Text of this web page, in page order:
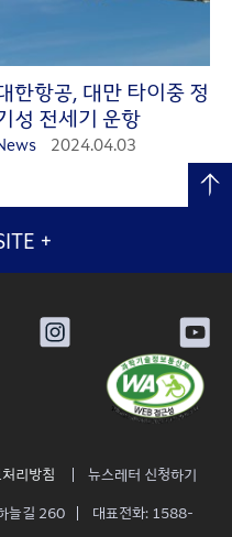
한항공, 대만 타이중 정
성 전세기 운항
2024.04.03
+
리방침
뉴스레터 신청하기
늘길 260
대표전화: 1588-